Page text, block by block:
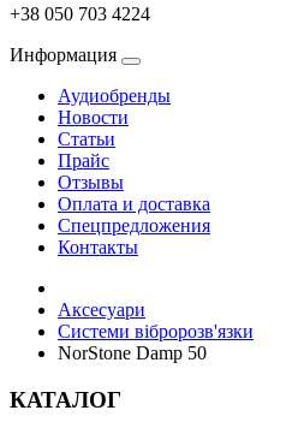
+38 050 703 4224
Информация
Аудиобренды
Новости
Статьи
Прайс
Отзывы
Оплата и доставка
Спецпредложения
Контакты
Аксесуари
Системи вібророзв'язки
NorStone Damp 50
КАТАЛОГ